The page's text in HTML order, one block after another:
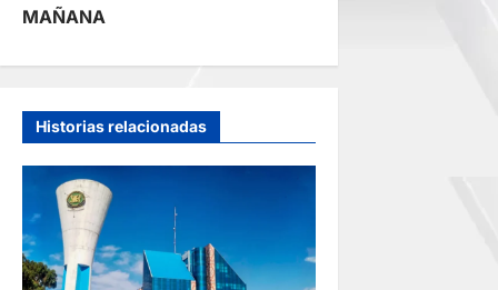
c
i
ó
n
d
e
MAÑANA
Historias relacionadas